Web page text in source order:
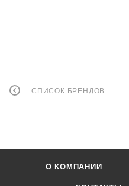
СПИСОК БРЕНДОВ
О КОМПАНИИ